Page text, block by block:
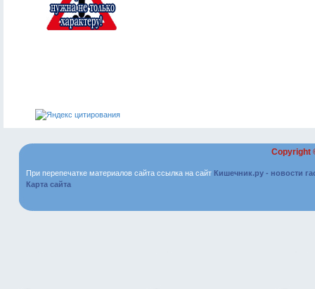
Copyright
При перепечатке материалов сайта ссылка на сайт Кишечник.ру - новости
Карта сайта